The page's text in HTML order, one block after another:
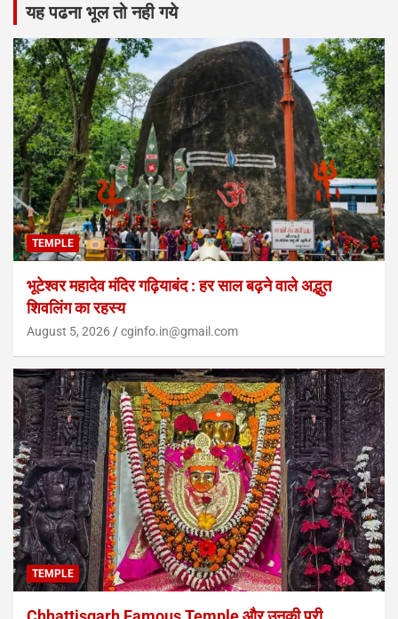
यह पढना भूल तो नही गये
TEMPLE
भूटेश्वर महादेव मंदिर गढ़ियाबंद : हर साल बढ़ने वाले अद्भुत
शिवलिंग का रहस्य
August 5, 2026 cginfo.in@gmail.com
TEMPLE